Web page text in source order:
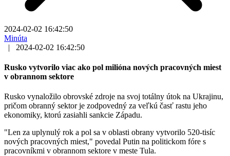
2024-02-02 16:42:50
Minúta
|
2024-02-02 16:42:50
Rusko vytvorilo viac ako pol milióna nových pracovných miest
v obrannom sektore
Rusko vynaložilo obrovské zdroje na svoj totálny útok na Ukrajinu,
pričom obranný sektor je zodpovedný za veľkú časť rastu jeho
ekonomiky, ktorú zasiahli sankcie Západu.
"Len za uplynulý rok a pol sa v oblasti obrany vytvorilo 520-tisíc
nových pracovných miest," povedal Putin na politickom fóre s
pracovníkmi v obrannom sektore v meste Tula.